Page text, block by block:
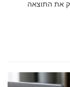
את התוצאה